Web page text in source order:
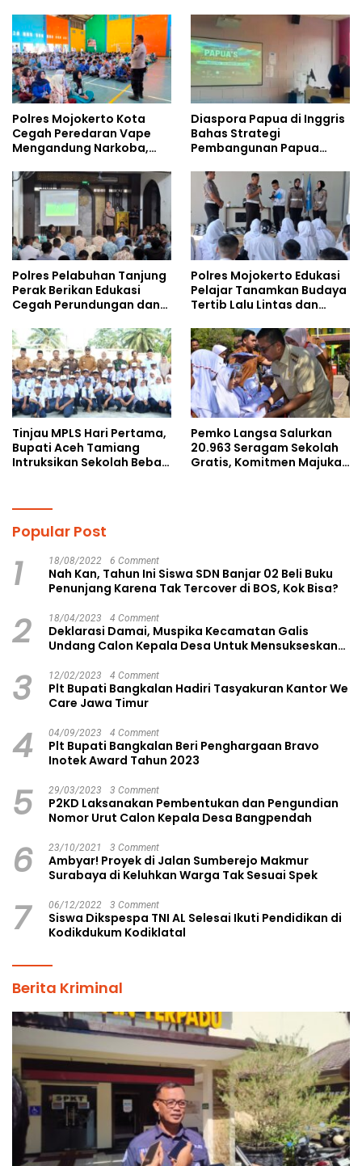
Polres Mojokerto Kota
Cegah Peredaran Vape
Mengandung Narkoba,
Kalangan Remaja
Diaspora Papua di Inggris
Bahas Strategi
Pembangunan Papua
Doktoral Internasional
Polres Pelabuhan Tanjung
Perak Berikan Edukasi
Cegah Perundungan dan
kepada Pelajar MPLS
Polres Mojokerto Edukasi
Pelajar Tanamkan Budaya
Tertib Lalu Lintas dan
Tinjau MPLS Hari Pertama,
Bupati Aceh Tamiang
Intruksikan Sekolah Bebas
Pemko Langsa Salurkan
20.963 Seragam Sekolah
Gratis, Komitmen Majukan
Popular Post
1 18/08/2022 6 Comment
Nah Kan, Tahun Ini Siswa SDN Banjar 02 Beli Buku
Penunjang Karena Tak Tercover di BOS, Kok Bisa?
2 18/04/2023 4 Comment
Deklarasi Damai, Muspika Kecamatan Galis
Undang Calon Kepala Desa Untuk Mensukseskan
3 12/02/2023 4 Comment
Plt Bupati Bangkalan Hadiri Tasyakuran Kantor We
Care Jawa Timur
4 04/09/2023 4 Comment
Plt Bupati Bangkalan Beri Penghargaan Bravo
Inotek Award Tahun 2023
5 29/03/2023 3 Comment
P2KD Laksanakan Pembentukan dan Pengundian
Nomor Urut Calon Kepala Desa Bangpendah
6 23/10/2021 3 Comment
Ambyar! Proyek di Jalan Sumberejo Makmur
Surabaya di Keluhkan Warga Tak Sesuai Spek
7 06/12/2022 3 Comment
Siswa Dikspespa TNI AL Selesai Ikuti Pendidikan di
Kodikdukum Kodiklatal
Berita Kriminal